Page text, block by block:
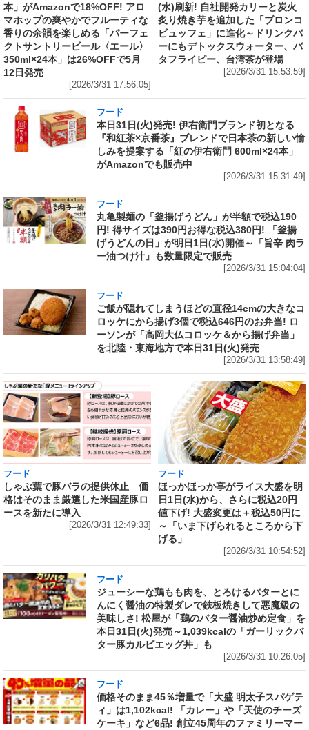
本」がAmazonで18%OFF! アロ
マホップの爽やかでフルーティな
香りの余韻を楽しめる「パーフェ
クトサントリービール〈エール〉
350ml×24本」は26%OFFで5月
12日発売
[2026/3/31 17:56:05]
(水)刷新! 自社開発カリーと炭火
炙り焼き芋を追加した「ブロンコ
ビュッフェ」に進化～ドリンクバ
ーにもデトックスウォーター、バ
タフライピー、台湾茶が登場
[2026/3/31 15:53:59]
フード
本日31日(火)発売! 伊右衛門ブランド初となる
『和紅茶×京番茶』ブレンドで日本茶の新しい愉
しみを提案する「紅の伊右衛門 600ml×24本」
がAmazonでも販売中
[2026/3/31 15:31:49]
フード
丸亀製麺の「釜揚げうどん」が半額で税込190
円! 得サイズは390円お得な税込380円! 「釜揚
げうどんの日」が明日1日(水)開催～「旨辛 肉ラ
ー油つけ汁」も数量限定で販売
[2026/3/31 15:04:04]
フード
ご飯が隠れてしまうほどの直径14cmの大きなコ
ロッケにから揚げ3個で税込646円のお弁当! ロ
ーソンが「高岡大仏コロッケ＆から揚げ弁当」
を北陸・東海地方で本日31日(火)発売
[2026/3/31 13:58:49]
フード
しゃぶ葉で豚バラの提供休止 価
格はそのまま厳選した米国産豚ロ
ースを新たに導入
[2026/3/31 12:49:33]
フード
ほっかほっか亭がライス大盛を明
日1日(水)から、さらに税込20円
値下げ! 大盛変更は＋税込50円に
～「いま下げられるところから下
げる」
[2026/3/31 10:54:52]
フード
ジューシーな鶏もも肉を、とろけるバターとに
んにく醤油の特製ダレで鉄板焼きして悪魔級の
美味しさ! 松屋が「鶏のバター醤油炒め定食」を
本日31日(火)発売～1,039kcalの「ガーリックバ
ター豚カルビエッグ丼」も
[2026/3/31 10:26:05]
フード
価格そのまま45％増量で「大盛 明太子スパゲテ
ィ」は1,102kcal! 「カレー」や「天使のチーズ
ケーキ」など6品! 創立45周年のファミリーマー